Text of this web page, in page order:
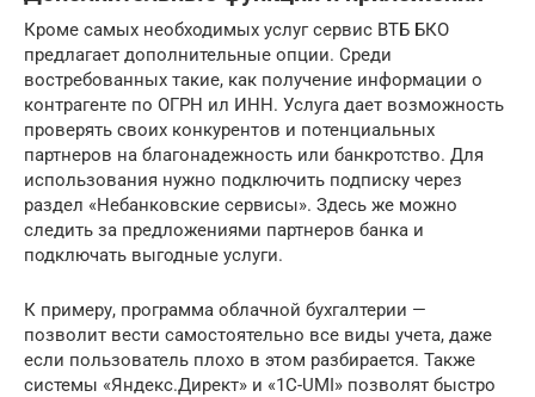
Кроме самых необходимых услуг сервис ВТБ БКО
предлагает дополнительные опции. Среди
востребованных такие, как получение информации о
контрагенте по ОГРН ил ИНН. Услуга дает возможность
проверять своих конкурентов и потенциальных
партнеров на благонадежность или банкротство. Для
использования нужно подключить подписку через
раздел «Небанковские сервисы». Здесь же можно
следить за предложениями партнеров банка и
подключать выгодные услуги.
К примеру, программа облачной бухгалтерии —
позволит вести самостоятельно все виды учета, даже
если пользователь плохо в этом разбирается. Также
системы «Яндекс.Директ» и «1С-UMI» позволят быстро